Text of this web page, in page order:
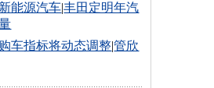
能源汽车|丰田定明年汽
车指标将动态调整|管欣